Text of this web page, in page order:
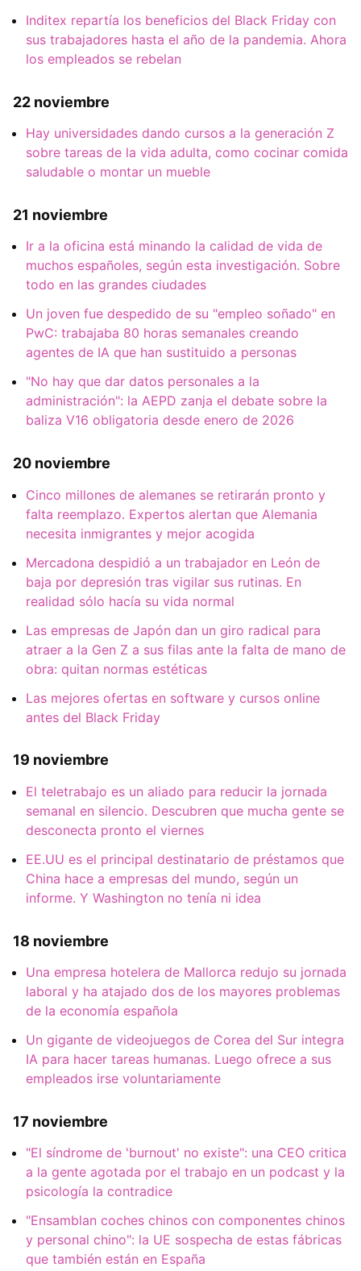
Inditex repartía los beneficios del Black Friday con
sus trabajadores hasta el año de la pandemia. Ahora
los empleados se rebelan
22 noviembre
Hay universidades dando cursos a la generación Z
sobre tareas de la vida adulta, como cocinar comida
saludable o montar un mueble
21 noviembre
Ir a la oficina está minando la calidad de vida de
muchos españoles, según esta investigación. Sobre
todo en las grandes ciudades
Un joven fue despedido de su "empleo soñado" en
PwC: trabajaba 80 horas semanales creando
agentes de IA que han sustituido a personas
"No hay que dar datos personales a la
administración": la AEPD zanja el debate sobre la
baliza V16 obligatoria desde enero de 2026
20 noviembre
Cinco millones de alemanes se retirarán pronto y
falta reemplazo. Expertos alertan que Alemania
necesita inmigrantes y mejor acogida
Mercadona despidió a un trabajador en León de
baja por depresión tras vigilar sus rutinas. En
realidad sólo hacía su vida normal
Las empresas de Japón dan un giro radical para
atraer a la Gen Z a sus filas ante la falta de mano de
obra: quitan normas estéticas
Las mejores ofertas en software y cursos online
antes del Black Friday
19 noviembre
El teletrabajo es un aliado para reducir la jornada
semanal en silencio. Descubren que mucha gente se
desconecta pronto el viernes
EE.UU es el principal destinatario de préstamos que
China hace a empresas del mundo, según un
informe. Y Washington no tenía ni idea
18 noviembre
Una empresa hotelera de Mallorca redujo su jornada
laboral y ha atajado dos de los mayores problemas
de la economía española
Un gigante de videojuegos de Corea del Sur integra
IA para hacer tareas humanas. Luego ofrece a sus
empleados irse voluntariamente
17 noviembre
"El síndrome de 'burnout' no existe": una CEO critica
a la gente agotada por el trabajo en un podcast y la
psicología la contradice
"Ensamblan coches chinos con componentes chinos
y personal chino": la UE sospecha de estas fábricas
que también están en España